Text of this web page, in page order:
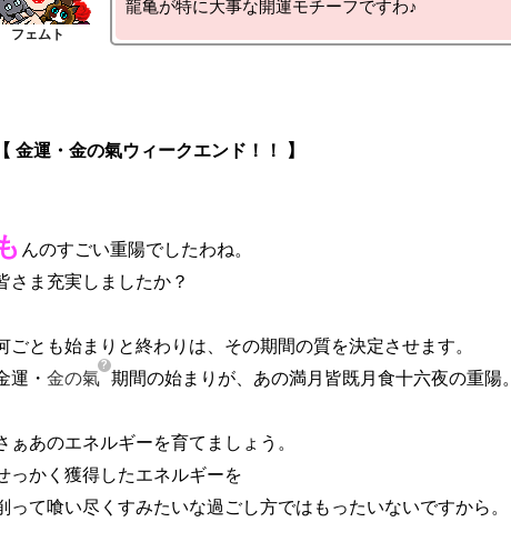
【 金運・金の氣ウィークエンド！！ 】
んのすごい重陽でしたわね。
さま充実しましたか？
ごとも始まりと終わりは、その期間の質を決定させます。
運・ 金の氣 期間の始まりが、あの満月皆既月食十六夜の重陽。
ぁあのエネルギーを育てましょう。
っかく獲得したエネルギーを
って喰い尽くすみたいな過ごし方ではもったいないですから。